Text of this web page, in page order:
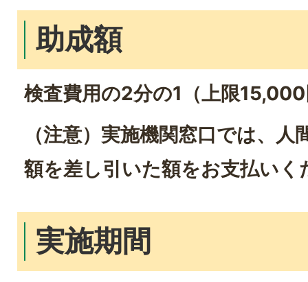
助成額
検査費用の2分の1（上限
（注意）実施機関窓口では、
額を差し引いた額をお支払いく
実施期間